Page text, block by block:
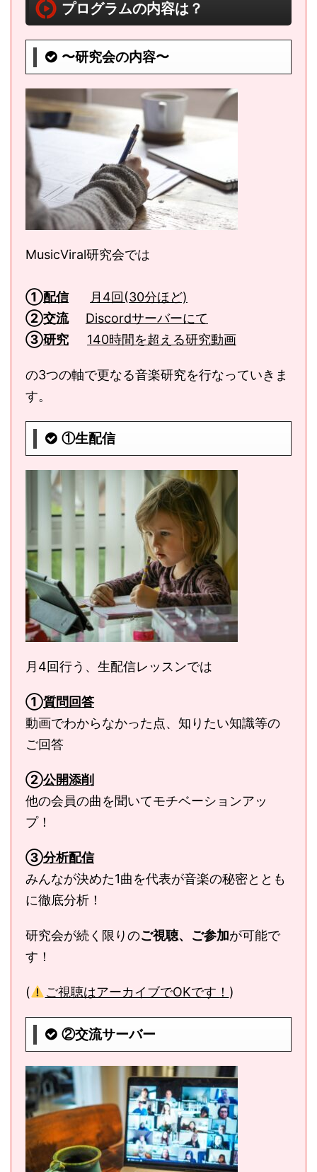
プログラムの内容は？
〜研究会の内容〜
MusicViral研究会では
①配信
月4回(30分ほど)
②交流
Discordサーバーにて
③研究 140時間を超える研究動画
の3つの軸で更なる音楽研究を行なっていきま
す。
①生配信
月4回行う、生配信レッスンでは
①質問回答
動画でわからなかった点、知りたい知識等の
ご回答
②公開添削
他の会員の曲を聞いてモチベーションアッ
プ！
③分析配信
みんなが決めた1曲を代表が音楽の秘密ととも
に徹底分析！
研究会が続く限りのご視聴、ご参加が可能で
す！
( ご視聴はアーカイブでOKです！ )
②交流サーバー